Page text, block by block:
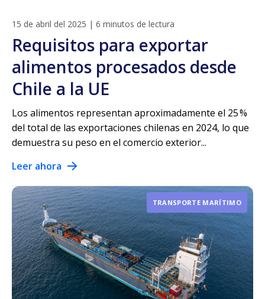
15 de abril del 2025 | 6 minutos de lectura
Requisitos para exportar
alimentos procesados desde
Chile a la UE
Los alimentos representan aproximadamente el 25 %
del total de las exportaciones chilenas en 2024, lo que
demuestra su peso en el comercio exterior...
Leer ahora
TRANSPORTE MARÍTIMO